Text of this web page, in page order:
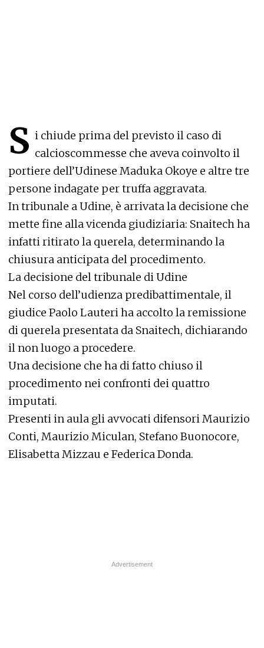
S i chiude prima del previsto il caso di
calcioscommesse che aveva coinvolto il
portiere dell’Udinese Maduka Okoye e altre tre
persone indagate per truffa aggravata.
In tribunale a Udine, è arrivata la decisione che
mette fine alla vicenda giudiziaria: Snaitech ha
infatti ritirato la querela, determinando la
chiusura anticipata del procedimento.
La decisione del tribunale di Udine
Nel corso dell’udienza predibattimentale, il
giudice Paolo Lauteri ha accolto la remissione
di querela presentata da Snaitech, dichiarando
il non luogo a procedere.
Una decisione che ha di fatto chiuso il
procedimento nei confronti dei quattro
imputati.
Presenti in aula gli avvocati difensori Maurizio
Conti, Maurizio Miculan, Stefano Buonocore,
Elisabetta Mizzau e Federica Donda.